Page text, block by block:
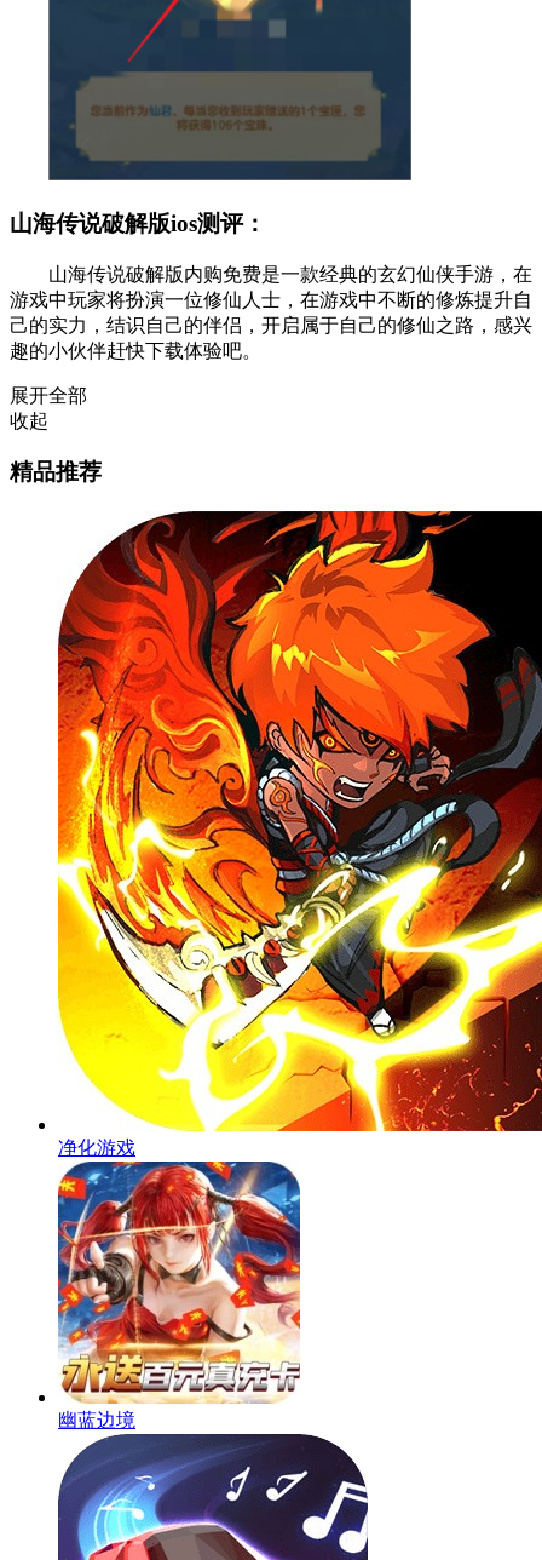
山海传说破解版ios测评：
山海传说破解版内购免费是一款经典的玄幻仙侠手游，在
游戏中玩家将扮演一位修仙人士，在游戏中不断的修炼提升自
己的实力，结识自己的伴侣，开启属于自己的修仙之路，感兴
趣的小伙伴赶快下载体验吧。
展开全部
收起
精品推荐
净化游戏
幽蓝边境